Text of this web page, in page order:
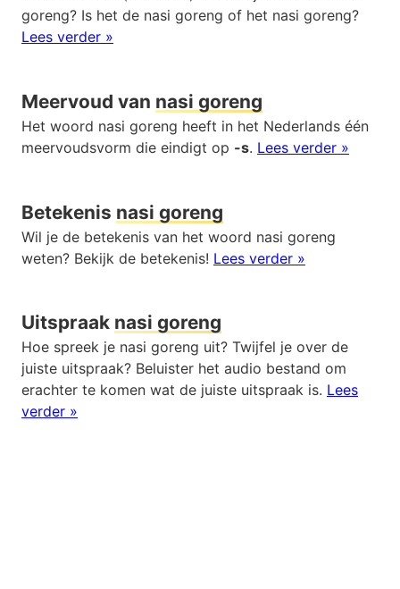
goreng? Is het de nasi goreng of het nasi goreng?
Lees verder »
Meervoud van nasi goreng
Het woord nasi goreng heeft in het Nederlands één
meervoudsvorm die eindigt op -s. Lees verder »
Betekenis nasi goreng
Wil je de betekenis van het woord nasi goreng
weten? Bekijk de betekenis! Lees verder »
Uitspraak nasi goreng
Hoe spreek je nasi goreng uit? Twijfel je over de
juiste uitspraak? Beluister het audio bestand om
erachter te komen wat de juiste uitspraak is. Lees
verder »